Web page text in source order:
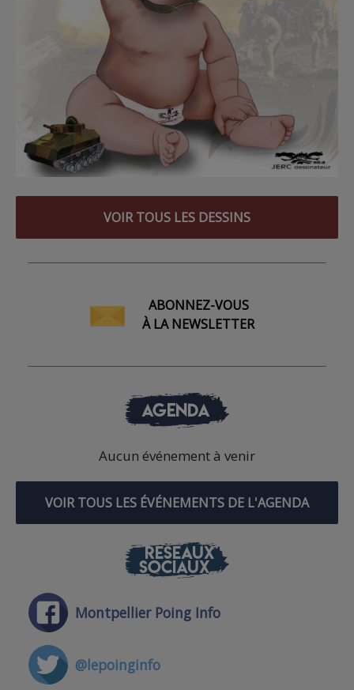
VOIR TOUS LES DESSINS
ABONNEZ-VOUS
À LA NEWSLETTER
AGENDA
Aucun événement à venir
VOIR TOUS LES ÉVÉNEMENTS DE L'AGENDA
RÉSEAUX
SOCIAUX
Montpellier Poing Info
@lepoinginfo